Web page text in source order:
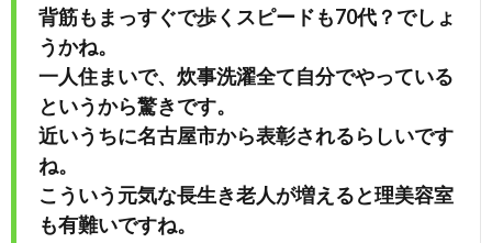
背筋もまっすぐで歩くスピードも70代？でしょ
うかね。
一人住まいで、炊事洗濯全て自分でやっている
というから驚きです。
近いうちに名古屋市から表彰されるらしいです
ね。
こういう元気な長生き老人が増えると理美容室
も有難いですね。